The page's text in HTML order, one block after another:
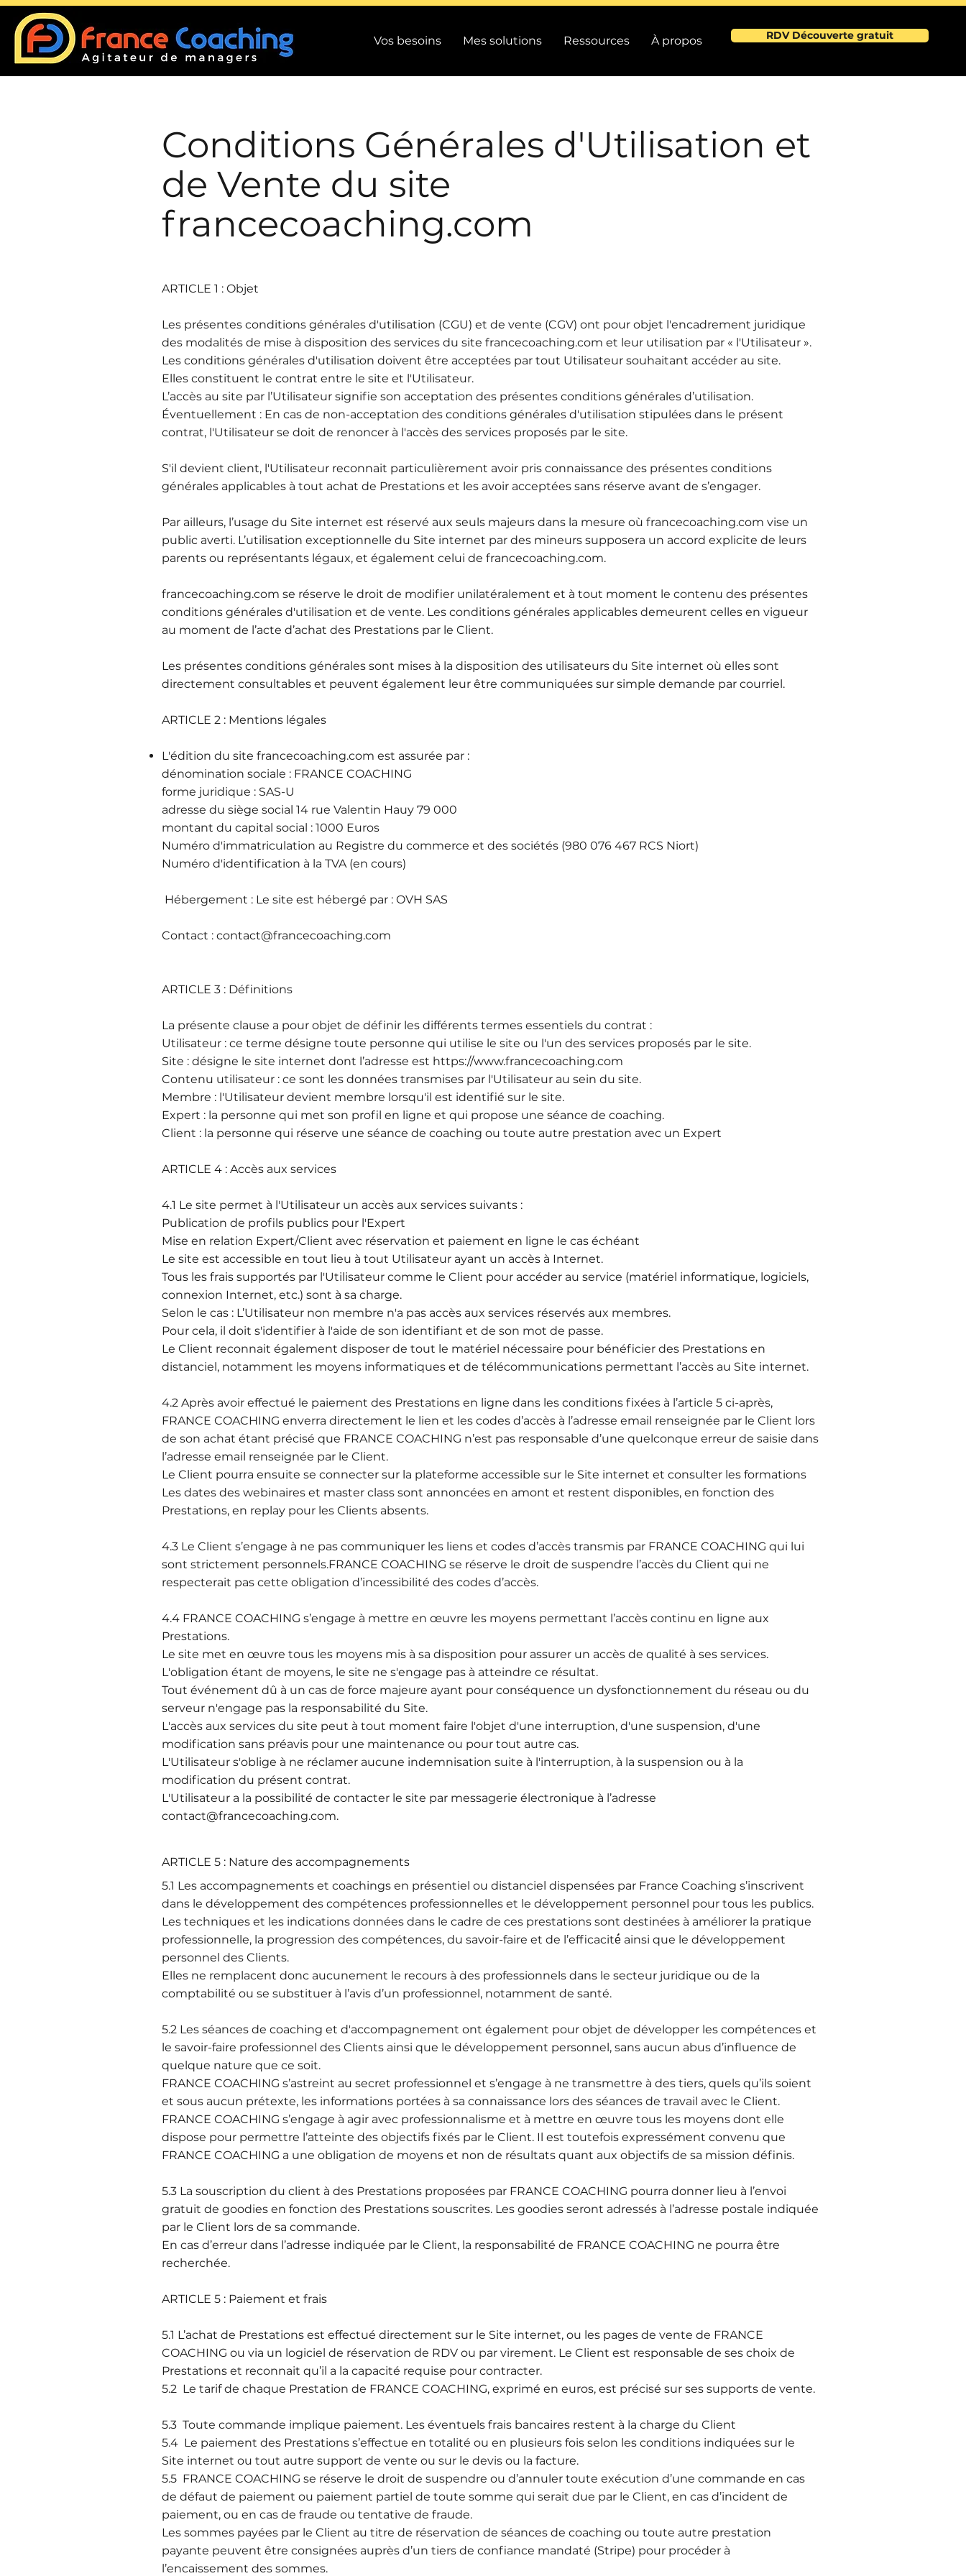
Vos besoins Mes solutions Ressources À propos RDV Découverte gratuit
Conditions Générales d'Utilisation et
de Vente du site
francecoaching.com
ARTICLE 1 : Objet
Les présentes conditions générales d'utilisation (CGU) et de vente (CGV) ont pour objet l'encadrement juridique
des modalités de mise à disposition des services du site francecoaching.com et leur utilisation par « l'Utilisateur ».
Les conditions générales d'utilisation doivent être acceptées par tout Utilisateur souhaitant accéder au site.
Elles constituent le contrat entre le site et l'Utilisateur.
L’accès au site par l’Utilisateur signifie son acceptation des présentes conditions générales d’utilisation.
Éventuellement : En cas de non-acceptation des conditions générales d'utilisation stipulées dans le présent
contrat, l'Utilisateur se doit de renoncer à l'accès des services proposés par le site.
S'il devient client, l'Utilisateur reconnait particulièrement avoir pris connaissance des présentes conditions
générales applicables à tout achat de Prestations et les avoir acceptées sans réserve avant de s’engager.
Par ailleurs, l’usage du Site internet est réservé aux seuls majeurs dans la mesure où francecoaching.com vise un
public averti. L’utilisation exceptionnelle du Site internet par des mineurs supposera un accord explicite de leurs
parents ou représentants légaux, et également celui de francecoaching.com.
francecoaching.com se réserve le droit de modifier unilatéralement et à tout moment le contenu des présentes
conditions générales d'utilisation et de vente. Les conditions générales applicables demeurent celles en vigueur
au moment de l’acte d’achat des Prestations par le Client.
Les présentes conditions générales sont mises à la disposition des utilisateurs du Site internet où elles sont
directement consultables et peuvent également leur être communiquées sur simple demande par courriel.
ARTICLE 2 : Mentions légales
L'édition du site francecoaching.com est assurée par :
dénomination sociale : FRANCE COACHING
forme juridique : SAS-U
adresse du siège social 14 rue Valentin Hauy 79 000
montant du capital social : 1000 Euros
Numéro d'immatriculation au Registre du commerce et des sociétés (980 076 467 RCS Niort)
Numéro d'identification à la TVA(en cours)
Hébergement : Le site est hébergé par : OVH SAS
Contact : contact@francecoaching.com
ARTICLE 3 : Définitions
La présente clause a pour objet de définir les différents termes essentiels du contrat :
Utilisateur : ce terme désigne toute personne qui utilise le site ou l'un des services proposés par le site.
Site : désigne le site internet dont l’adresse est https://www.francecoaching.com
Contenu utilisateur : ce sont les données transmises par l'Utilisateur au sein du site.
Membre : l'Utilisateur devient membre lorsqu'il est identifié sur le site.
Expert : la personne qui met son profil en ligne et qui propose une séance de coaching.
Client : la personne qui réserve une séance de coaching ou toute autre prestation avec un Expert
ARTICLE 4 : Accès aux services
4.1 Le site permet à l'Utilisateur un accès aux services suivants :
Publication de profils publics pour l'Expert
Mise en relation Expert/Client avec réservation et paiement en ligne le cas échéant
Le site est accessible en tout lieu à tout Utilisateur ayant un accès à Internet.
Tous les frais supportés par l'Utilisateur comme le Client pour accéder au service (matériel informatique, logiciels,
connexion Internet, etc.) sont à sa charge.
Selon le cas : L’Utilisateur non membre n'a pas accès aux services réservés aux membres.
Pour cela, il doit s'identifier à l'aide de son identifiant et de son mot de passe.
Le Client reconnait également disposer de tout le matériel nécessaire pour bénéficier des Prestations en
distanciel, notamment les moyens informatiques et de télécommunications permettant l’accès au Site internet.
4.2 Après avoir effectué le paiement des Prestations en ligne dans les conditions fixées à l’article 5 ci-après,
FRANCE COACHING enverra directement le lien et les codes d’accès à l’adresse email renseignée par le Client lors
de son achat étant précisé que FRANCE COACHING n’est pas responsable d’une quelconque erreur de saisie dans
l’adresse email renseignée par le Client.
Le Client pourra ensuite se connecter sur la plateforme accessible sur le Site internet et consulter les formations
Les dates des webinaires et master class sont annoncées en amont et restent disponibles, en fonction des
Prestations, en replay pour les Clients absents.
4.3 Le Client s’engage à ne pas communiquer les liens et codes d’accès transmis par FRANCE COACHING qui lui
sont strictement personnels.FRANCE COACHING se réserve le droit de suspendre l’accès du Client qui ne
respecterait pas cette obligation d’incessibilité des codes d’accès.
4.4 FRANCE COACHING s’engage à mettre en œuvre les moyens permettant l’accès continu en ligne aux
Prestations.
Le site met en œuvre tous les moyens mis à sa disposition pour assurer un accès de qualité à ses services.
L'obligation étant de moyens, le site ne s'engage pas à atteindre ce résultat.
Tout événement dû à un cas de force majeure ayant pour conséquence un dysfonctionnement du réseau ou du
serveur n'engage pas la responsabilité du Site.
L'accès aux services du site peut à tout moment faire l'objet d'une interruption, d'une suspension, d'une
modification sans préavis pour une maintenance ou pour tout autre cas.
L'Utilisateur s'oblige à ne réclamer aucune indemnisation suite à l'interruption, à la suspension ou à la
modification du présent contrat.
L'Utilisateur a la possibilité de contacter le site par messagerie électronique à l’adresse
contact@francecoaching.com.
ARTICLE 5 : Nature des accompagnements
5.1 Les accompagnements et coachings en présentiel ou distanciel dispensées par France Coaching s’inscrivent
dans le développement des compétences professionnelles et le développement personnel pour tous les publics.
Les techniques et les indications données dans le cadre de ces prestations sont destinées à améliorer la pratique
professionnelle, la progression des compétences, du savoir-faire et de l’efficacité́ ainsi que le développement
personnel des Clients.
Elles ne remplacent donc aucunement le recours à des professionnels dans le secteur juridique ou de la
comptabilité ou se substituer à l’avis d’un professionnel, notamment de santé.
5.2 Les séances de coaching et d'accompagnement ont également pour objet de développer les compétences et
le savoir-faire professionnel des Clients ainsi que le développement personnel, sans aucun abus d’influence de
quelque nature que ce soit.
FRANCE COACHING s’astreint au secret professionnel et s’engage à ne transmettre à des tiers, quels qu’ils soient
et sous aucun prétexte, les informations portées à sa connaissance lors des séances de travail avec le Client.
FRANCE COACHING s’engage à agir avec professionnalisme et à mettre en œuvre tous les moyens dont elle
dispose pour permettre l’atteinte des objectifs fixés par le Client. Il est toutefois expressément convenu que
FRANCE COACHING a une obligation de moyens et non de résultats quant aux objectifs de sa mission définis.
5.3 La souscription du client à des Prestations proposées par FRANCE COACHING pourra donner lieu à l’envoi
gratuit de goodies en fonction des Prestations souscrites. Les goodies seront adressés à l’adresse postale indiquée
par le Client lors de sa commande.
En cas d’erreur dans l’adresse indiquée par le Client, la responsabilité de FRANCE COACHING ne pourra être
recherchée.
ARTICLE 5 : Paiement et frais
5.1 L’achat de Prestations est effectué directement sur le Site internet, ou les pages de vente de FRANCE
COACHING ou via un logiciel de réservation de RDV ou par virement. Le Client est responsable de ses choix de
Prestations et reconnait qu’il a la capacité requise pour contracter.
5.2 Le tarif de chaque Prestation de FRANCE COACHING, exprimé en euros, est précisé sur ses supports de vente.
5.3 Toute commande implique paiement. Les éventuels frais bancaires restent à la charge du Client
5.4 Le paiement des Prestations s’effectue en totalité ou en plusieurs fois selon les conditions indiquées sur le
Site internet ou tout autre support de vente ou sur le devis ou la facture.
5.5 FRANCE COACHING se réserve le droit de suspendre ou d’annuler toute exécution d’une commande en cas
de défaut de paiement ou paiement partiel de toute somme qui serait due par le Client, en cas d’incident de
paiement, ou en cas de fraude ou tentative de fraude.
Les sommes payées par le Client au titre de réservation de séances de coaching ou toute autre prestation
payante peuvent être consignées auprès d’un tiers de confiance mandaté (Stripe) pour procéder à
l’encaissement des sommes.